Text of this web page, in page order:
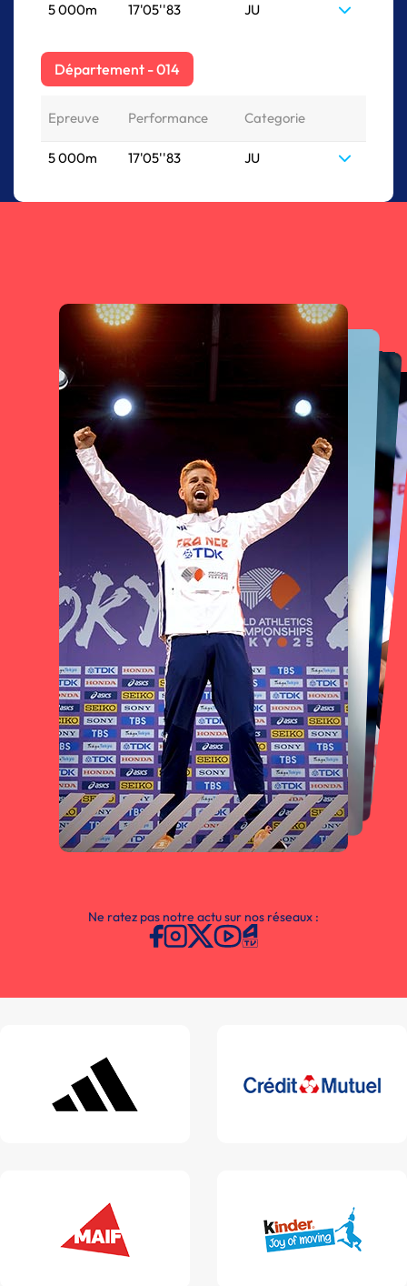
5 000m 17'05''83 JU
Département - 014
Epreuve Performance Categorie
5 000m 17'05''83 JU
Ne ratez pas notre actu sur nos réseaux :